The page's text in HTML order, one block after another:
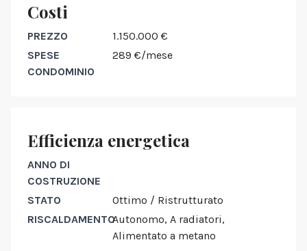
Costi
PREZZO
1.150.000 €
SPESE
CONDOMINIO
289 €/mese
Efficienza energetica
ANNO DI
COSTRUZIONE
STATO
Ottimo / Ristrutturato
RISCALDAMENTOAutonomo, A radiatori,
Alimentato a metano